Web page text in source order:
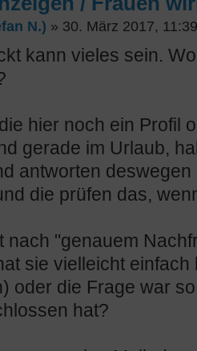
N.) » 30. März 2017, 11:39
kann vieles sein.
hier noch ein Profil
gerade im Urlaub,
antworten
die prüfen das,
nach "genauem
sie vielleicht
oder die Frage war
hat?